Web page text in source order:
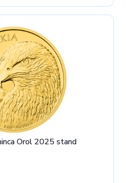
Orol 2025 stand